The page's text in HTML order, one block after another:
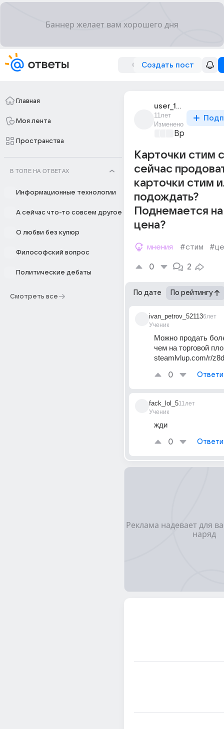
Создать пост
Главная
Моя лента
Пространства
В ТОПЕ НА ОТВЕТАХ
Информационные технологии
А сейчас что-то совсем другое
О любви без купюр
Философский вопрос
Политические дебаты
Смотреть все
user_181699133
11лет
Изменено
Время игр
Карточки стим
сейчас
карточки стим
подождать?
Поднемается на
цена?
мнения #стим
0 2
По дате По рейтингу
ivan_petrov_52113
Ученик
6лет
Можно продать
чем на торговой
steamlvlup.com/r/
0
fack_lol_5
Ученик
11лет
жди
0